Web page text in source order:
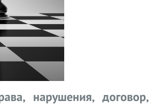
нарушения,